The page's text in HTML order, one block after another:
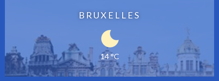
BRUXELLES
14 °C